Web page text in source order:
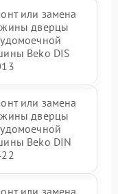
или замена
дверцы
Beko DIS
или замена
дверцы
Beko DIN